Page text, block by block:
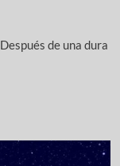
de una dura